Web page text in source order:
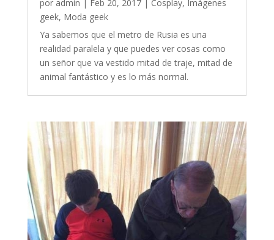
por admin | Feb 20, 2017| Cosplay, Imágenes
geek, Moda geek
Ya sabemos que el metro de Rusia es una
realidad paralela y que puedes ver cosas como
un señor que va vestido mitad de traje, mitad de
animal fantástico y es lo más normal.